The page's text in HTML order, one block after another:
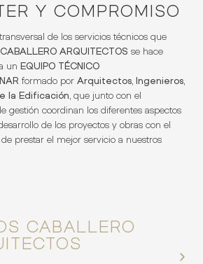
Y COMPROMISO
transversal de los servicios técnicos que
ARQUITECTOS se hace
un EQUIPO TÉCNICO
formado por Arquitectos, Ingenieros,
la Edificación, que junto con el
gestión coordinan los diferentes aspectos
de los proyectos y obras con el
prestar el mejor servicio a nuestros
CABALLERO